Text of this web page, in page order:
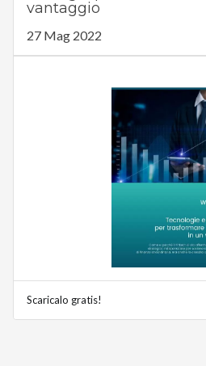
vantaggio
27 Mag 2022
Scaricalo gratis!